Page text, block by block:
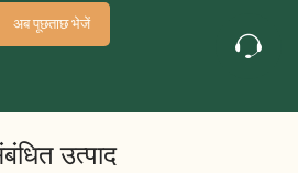
अब पूछताछ भेजें
उत्पाद